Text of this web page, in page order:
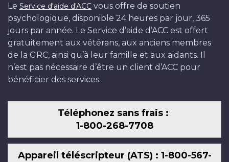
Le Service d'aide d'ACC vous offre de soutien
psychologique, disponible 24 heures par jour, 365
jours par année. Le Service d’aide d’ACC est offert
gratuitement aux vétérans, aux anciens membres
de la GRC, ainsi qu’à leur famille et aux aidants. Il
n’est pas nécessaire d’être un client d’ACC pour
bénéficier des services.
Téléphonez sans frais :
1-800-268-7708
Appareil téléscripteur (ATS) : 1-800-567-